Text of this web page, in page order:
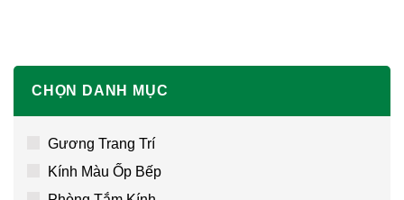
CHỌN DANH MỤC
Gương Trang Trí
Kính Màu Ốp Bếp